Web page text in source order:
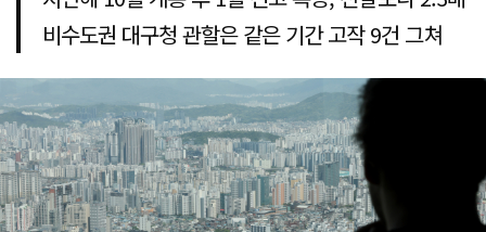
비수도권 대구청 관할은 같은 기간 고작 9건 그쳐